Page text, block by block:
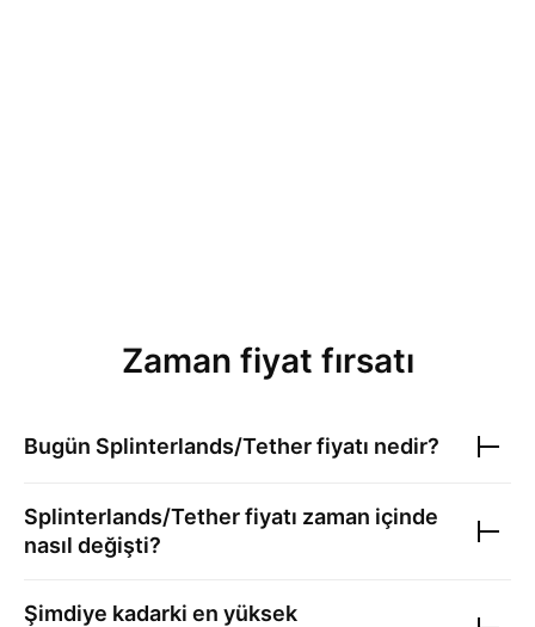
Zaman fiyat fırsatı
Bugün Splinterlands/Tetherfiyatı nedir?
Splinterlands/Tetherfiyatı zaman içinde
nasıl değişti?
Şimdiye kadarki en yüksek